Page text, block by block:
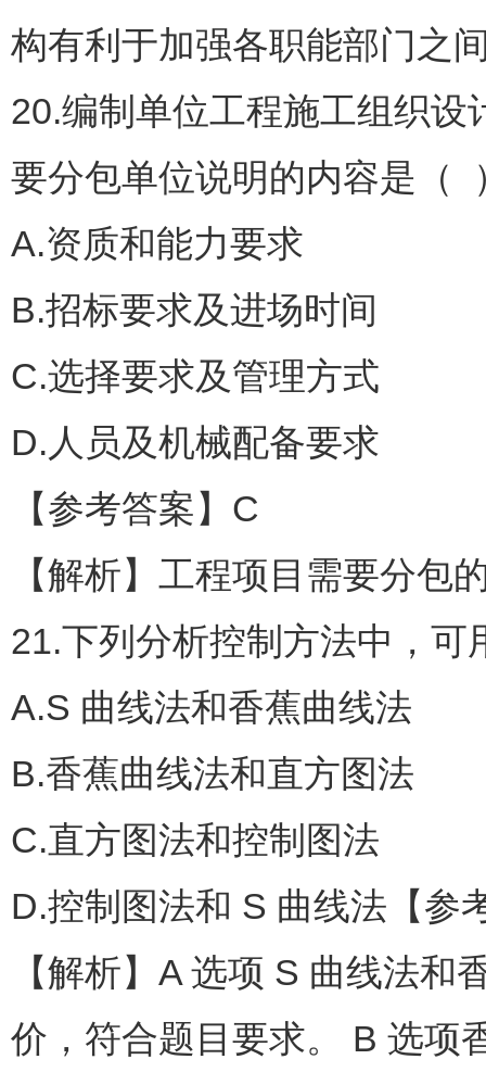
构有利于加强各职能部门之
20.编制单位工程施工组织
要分包单位说明的内容是（
A.资质和能力要求
B.招标要求及进场时间
C.选择要求及管理方式
D.人员及机械配备要求
【参考答案】C
【解析】工程项目需要分包
21.下列分析控制方法中，
A.S 曲线法和香蕉曲线法
B.香蕉曲线法和直方图法
C.直方图法和控制图法
D.控制图法和 S 曲线法【参
【解析】A 选项 S 曲线法
价，符合题目要求。 B 选项